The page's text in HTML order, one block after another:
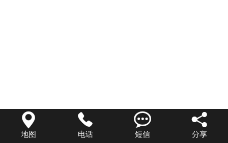

地图

电话

短信

分享